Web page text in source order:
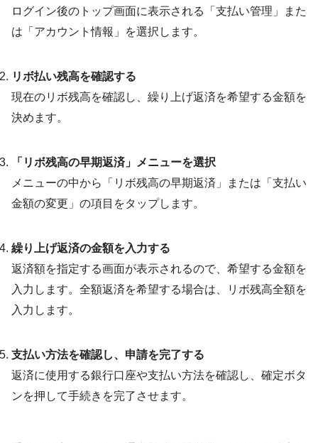
ログイン後のトップ画面に表示される「支払い管理」また
は「アカウント情報」を選択します。
リボ払い残高を確認する
現在のリボ残高を確認し、繰り上げ返済を希望する金額を
決めます。
「リボ残高の早期返済」メニューを選択
メニューの中から「リボ残高の早期返済」または「支払い
金額の変更」の項目をタップします。
繰り上げ返済の金額を入力する
返済額を指定する画面が表示されるので、希望する金額を
入力します。全額返済を希望する場合は、リボ残高全額を
入力します。
支払い方法を確認し、申請を完了する
返済に使用する銀行口座や支払い方法を確認し、確定ボタ
ンを押して手続きを完了させます。